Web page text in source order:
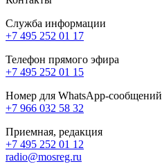
Служба информации
+7 495 252 01 17
Телефон прямого эфира
+7 495 252 01 15
Номер для WhatsApp-сообщений
+7 966 032 58 32
Приемная, редакция
+7 495 252 01 12
radio@mosreg.ru